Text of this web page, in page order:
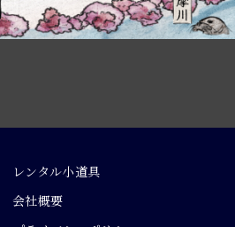
レンタル小道具
会社概要